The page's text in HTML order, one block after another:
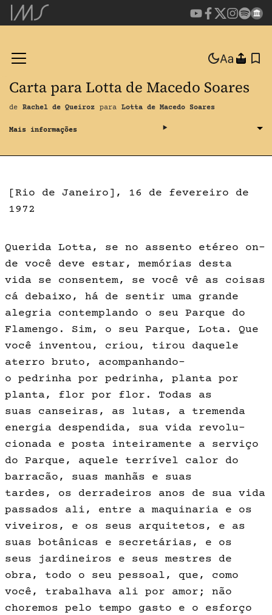
Carta para Lotta de Macedo Soares
de Rachel de Queiroz para Lotta de Macedo Soares
[Rio de Janeiro], 16 de fevereiro de
1972
Querida Lotta, se no assento etéreo on­
de você deve estar, memórias desta
vida se consentem, se você vê as coi­sas
cá debaixo, há de sentir uma grande
alegria contemplando o seu Parque do
Flamengo. Sim, o seu Par­que, Lota. Que
você inventou, criou, ti­rou daquele
aterro bruto, acompanhando-
o pedrinha por pedrinha, planta por
planta, flor por flor. Todas as
suas canseiras, as lutas, a tremenda
energia despendida, sua vida revolu­
cionada e posta inteiramente a serviço
do Parque, aquele terrível calor do
barracão, suas manhãs e suas
tardes, os derradeiros anos de sua vida
passa­dos ali, entre a maquinaria e os
vivei­ros, e os seus arquitetos, e as
suas bo­tânicas e secretárias, e os
seus jardi­neiros e seus mestres de
obra, todo o seu pessoal, que, como
você, trabalha­va ali por amor; não
choremos pelo tempo gasto e o esforço